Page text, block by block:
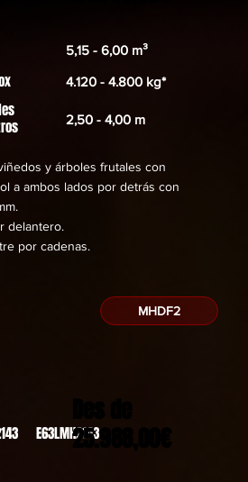
5,15 - 6,00 m³
4.120 - 4.800 kg*
2,50 - 4,00 m
y árboles frutales con
a ambos lados por detrás con
delantero.
por cadenas.
MHDF2
E63LMH214325.988,00€